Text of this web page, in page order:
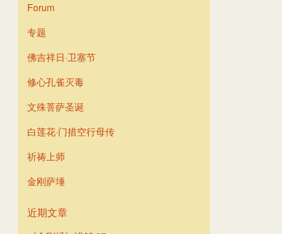
Forum
专题
佛吉祥日·卫塞节
修心孔雀灭毒
文殊菩萨圣诞
白莲花·门措空行母传
祈祷上师
金刚萨埵
近期文章